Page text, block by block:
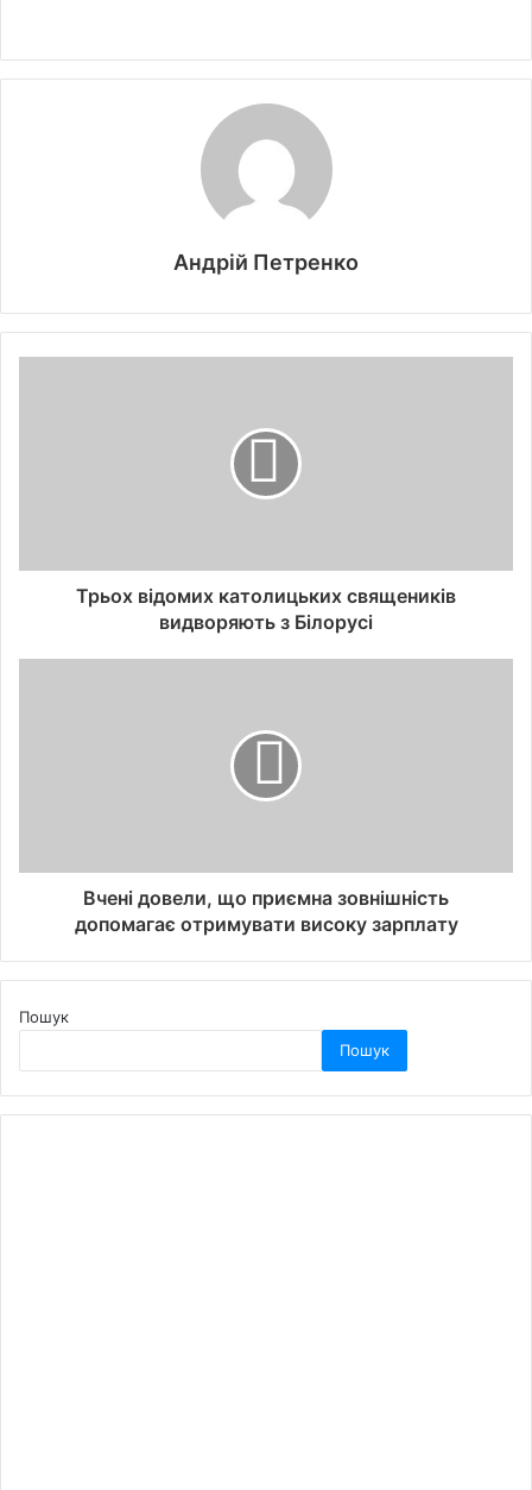
Андрій Петренко
Трьох відомих католицьких священиків
видворяють з Білорусі
Вчені довели, що приємна зовнішність
допомагає отримувати високу зарплату
Пошук
Пошук